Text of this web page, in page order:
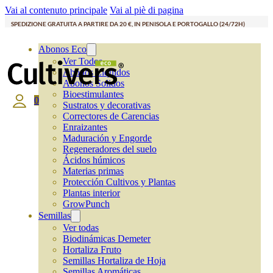
Vai al contenuto principale Vai al piè di pagina
SPEDIZIONE GRATUITA A PARTIRE DA 20 €, IN PENISOLA E PORTOGALLO (24/72H)
Abonos Eco
Ver Todos
Abonos Líquidos
Abonos Solidos
Bioestimulantes
Sustratos y decorativas
Correctores de Carencias
Enraizantes
Maduración y Engorde
Regeneradores del suelo
Ácidos húmicos
Materias primas
Protección Cultivos y Plantas
Plantas interior
GrowPunch
Semillas
Ver todas
Biodinámicas Demeter
Hortaliza Fruto
Semillas Hortaliza de Hoja
0